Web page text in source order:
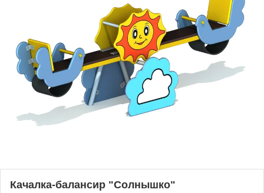
Качалка-балансир "Солнышко"